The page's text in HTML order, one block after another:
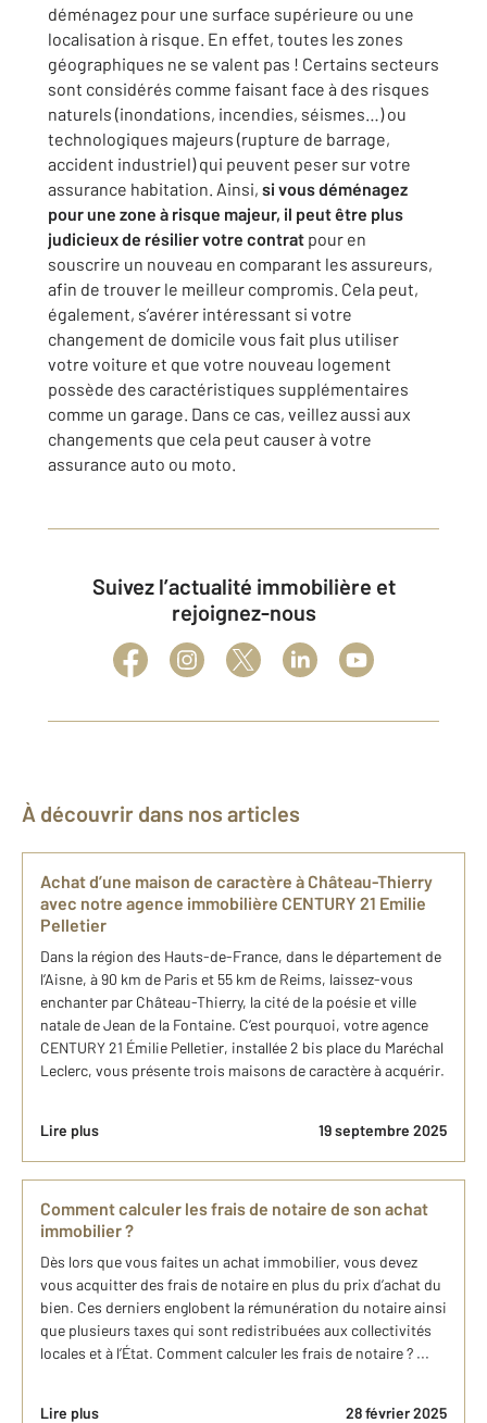
déménagez pour une surface supérieure ou une
localisation à risque. En effet, toutes les zones
géographiques ne se valent pas ! Certains secteurs
sont considérés comme faisant face à des risques
naturels (inondations, incendies, séismes…) ou
technologiques majeurs (rupture de barrage,
accident industriel) qui peuvent peser sur votre
assurance habitation. Ainsi, si vous déménagez
pour une zone à risque majeur, il peut être plus
judicieux de résilier votre contrat pour en
souscrire un nouveau en comparant les assureurs,
afin de trouver le meilleur compromis. Cela peut,
également, s’avérer intéressant si votre
changement de domicile vous fait plus utiliser
votre voiture et que votre nouveau logement
possède des caractéristiques supplémentaires
comme un garage. Dans ce cas, veillez aussi aux
changements que cela peut causer à votre
assurance auto ou moto.
Suivez l’actualité immobilière et
rejoignez-nous
À découvrir dans nos articles
Achat d’une maison de caractère à Château-Thierry
avec notre agence immobilière CENTURY 21 Emilie
Pelletier
Dans la région des Hauts-de-France, dans le département de
l’Aisne, à 90 km de Paris et 55 km de Reims, laissez-vous
enchanter par Château-Thierry, la cité de la poésie et ville
natale de Jean de la Fontaine. C’est pourquoi, votre agence
CENTURY 21 Émilie Pelletier, installée 2 bis place du Maréchal
Leclerc, vous présente trois maisons de caractère à acquérir.
Lire plus 19 septembre 2025
Comment calculer les frais de notaire de son achat
immobilier ?
Dès lors que vous faites un achat immobilier, vous devez
vous acquitter des frais de notaire en plus du prix d’achat du
bien. Ces derniers englobent la rémunération du notaire ainsi
que plusieurs taxes qui sont redistribuées aux collectivités
locales et à l’État. Comment calculer les frais de notaire ? ...
Lire plus 28 février 2025